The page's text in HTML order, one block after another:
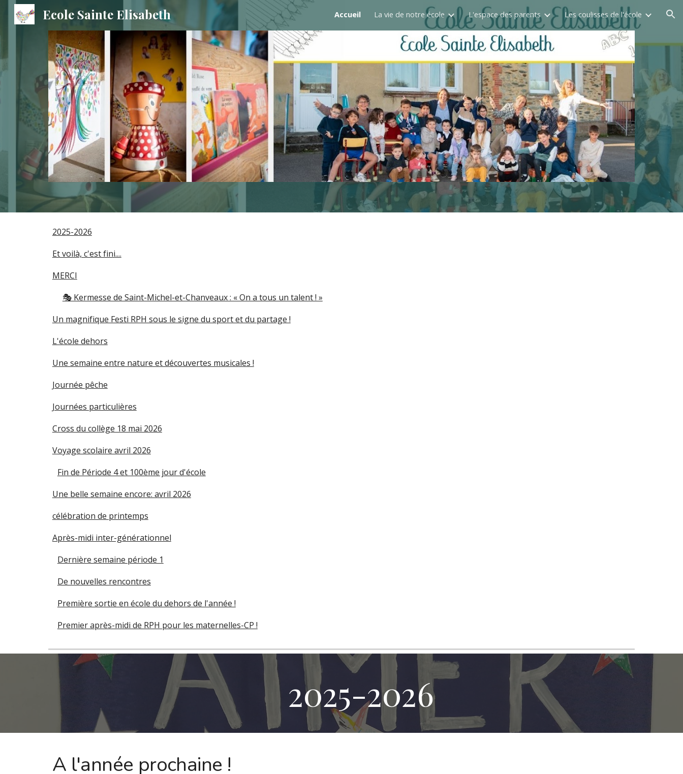
Skip to main content Skip to navigation
Ecole Sainte Elisabeth Accueil La vie de notre école L'espace des parents Les coulisses de l'école
2025-2026
Et voilà, c'est fini....
MERCI
🎭 Kermesse de Saint-Michel-et-Chanveaux : « On a tous un talent ! »
Un magnifique Festi RPH sous le signe du sport et du partage !
L'école dehors
Une semaine entre nature et découvertes musicales !
Journée pêche
Journées particulières
Cross du collège 18 mai 2026
Voyage scolaire avril 2026
Fin de Période 4 et 100ème jour d'école
Une belle semaine encore: avril 2026
célébration de printemps
Après-midi inter-générationnel
Dernière semaine période 1
De nouvelles rencontres
Première sortie en école du dehors de l'année !
Premier après-midi de RPH pour les maternelles-CP !
2025-2026
A l'année prochaine !